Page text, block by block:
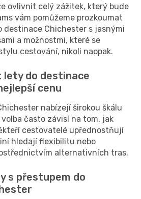
ovlivnit celý zážitek, který bude
vám pomůžeme prozkoumat
destinace Chichester s jasnými
a možnostmi, které se
cestování, nikoli naopak.
do destinace
cenu
nabízejí širokou škálu
často závisí na tom, jak
cestovatelé upřednostňují
hledají flexibilitu nebo
alternativních tras.
s přestupem do